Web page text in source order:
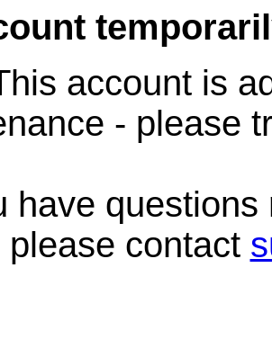
account is
- please
have
please contact